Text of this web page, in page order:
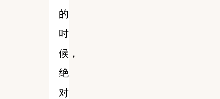
的
时
候，
绝
对